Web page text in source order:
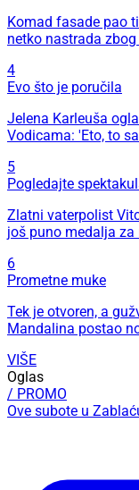
Komad fasade pao
netko nastrada
4
Evo što je poručila
Jelena Karleuša
Vodicama: 'Eto, to
5
Pogledajte
Zlatni vaterpolist
još puno medalja
6
Prometne muke
Tek je otvoren, a
Mandalina postao
VIŠE
Oglas
/ PROMO
Ove subote u